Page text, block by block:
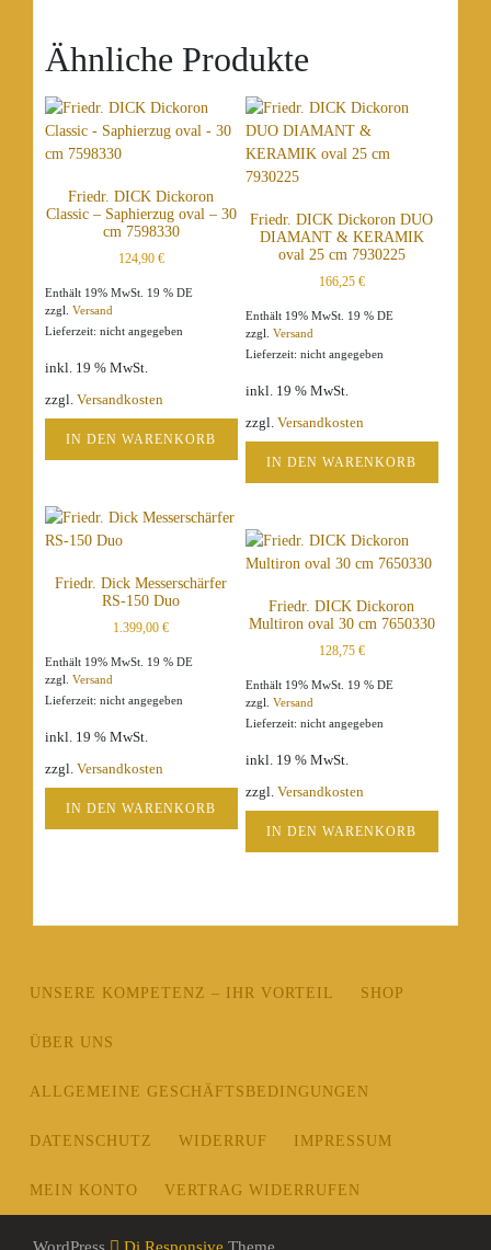
Ähnliche Produkte
Friedr. DICK Dickoron
Classic – Saphierzug oval – 30
cm 7598330
124,90 €
Enthält 19% MwSt. 19 % DE
zzgl. Versand
Lieferzeit: nicht angegeben
inkl. 19 % MwSt.
zzgl. Versandkosten
IN DEN WARENKORB
Friedr. DICK Dickoron DUO
DIAMANT & KERAMIK
oval 25 cm 7930225
166,25 €
Enthält 19% MwSt. 19 % DE
zzgl.Versand
Lieferzeit: nicht angegeben
inkl. 19 % MwSt.
zzgl.Versandkosten
IN DEN WARENKORB
Friedr. Dick Messerschärfer
RS-150 Duo
1.399,00€
Enthält 19% MwSt. 19 % DE
zzgl. Versand
Lieferzeit: nicht angegeben
inkl. 19 % MwSt.
zzgl. Versandkosten
IN DEN WARENKORB
Friedr. DICK Dickoron
Multiron oval 30 cm 7650330
128,75 €
Enthält 19% MwSt. 19 % DE
zzgl.Versand
Lieferzeit: nicht angegeben
inkl. 19 % MwSt.
zzgl.Versandkosten
IN DEN WARENKORB
UNSERE KOMPETENZ – IHR VORTEIL SHOP
ÜBER UNS
ALLGEMEINE GESCHÄFTSBEDINGUNGEN
DATENSCHUTZ WIDERRUF IMPRESSUM
MEIN KONTO VERTRAG WIDERRUFEN